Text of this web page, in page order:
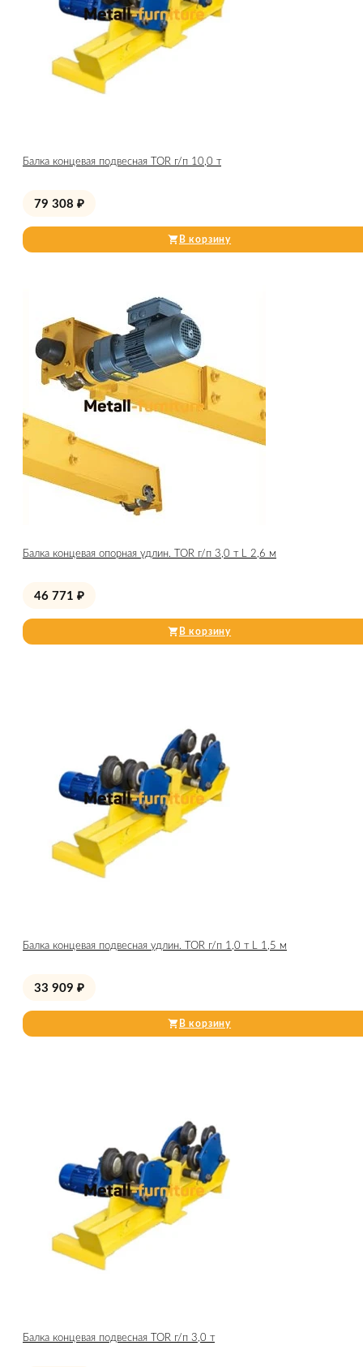
Балка концевая подвесная TOR г/п 10,0 т
79 308 ₽
В корзину
Балка концевая опорная удлин. TOR г/п 3,0 т L 2,6 м
46 771 ₽
В корзину
Балка концевая подвесная удлин. TOR г/п 1,0 т L 1,5 м
33 909 ₽
В корзину
Балка концевая подвесная TOR г/п 3,0 т